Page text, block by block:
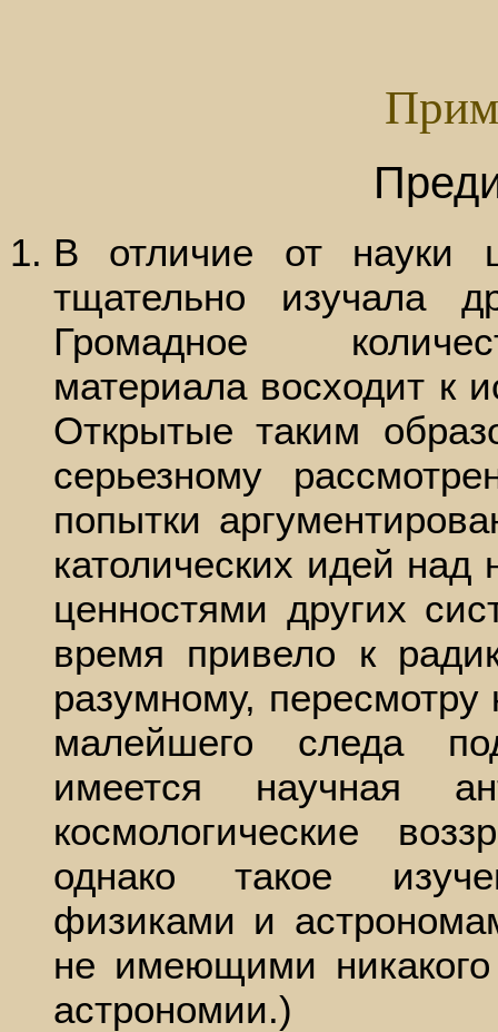
В отличие от науки
тщательно изучала
Громадное
материала восходит к
Открытые таким
серьезному
попытки
католических идей
ценностями других
время привело к
разумному,
малейшего следа
имеется научная
космологические
однако такое
физиками и
не имеющими
астрономии.)